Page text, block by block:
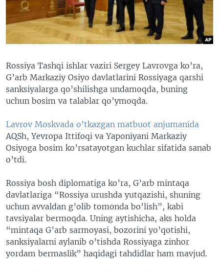
VIDEO
XABARLAR SURATLARDA
ODNOKLASSNIKI
TELEGRAM
TWITTER
SOUNDCLOUD
VOA
Rossiya Tashqi ishlar vaziri Sergey Lavrovga ko’ra,
G’arb Markaziy Osiyo davlatlarini Rossiyaga qarshi
sanksiyalarga qo’shilishga undamoqda, buning
uchun bosim va talablar qo’ymoqda.
Lavrov Moskvada o’tkazgan matbuot anjumanida
AQSh, Yevropa Ittifoqi va Yaponiyani Markaziy
Osiyoga bosim ko’rsatayotgan kuchlar sifatida sanab
o’tdi.
Rossiya bosh diplomatiga ko’ra, G’arb mintaqa
davlatlariga “Rossiya urushda yutqazishi, shuning
uchun avvaldan g’olib tomonda bo’lish”, kabi
tavsiyalar bermoqda. Uning aytishicha, aks holda
“mintaqa G’arb sarmoyasi, bozorini yo’qotishi,
sanksiyalarni aylanib o’tishda Rossiyaga zinhor
yordam bermaslik” haqidagi tahdidlar ham mavjud.